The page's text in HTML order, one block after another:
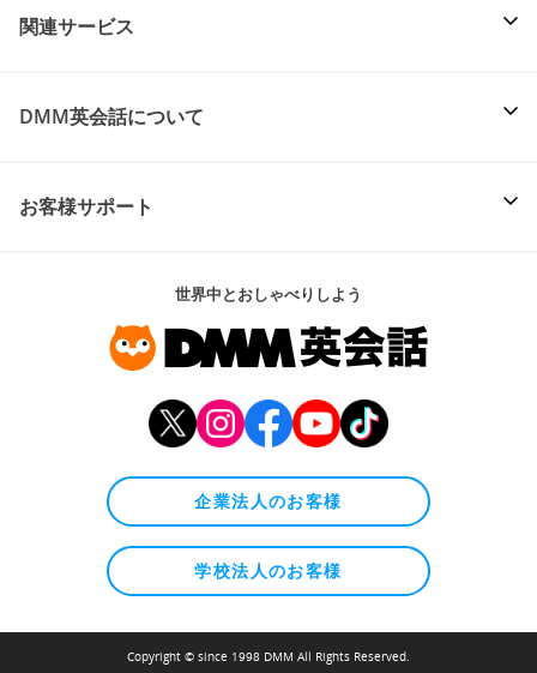
関連サービス
DMM英会話について
お客様サポート
世界中とおしゃべりしよう
企業法人のお客様
学校法人のお客様
Copyright © since 1998 DMM All Rights Reserved.